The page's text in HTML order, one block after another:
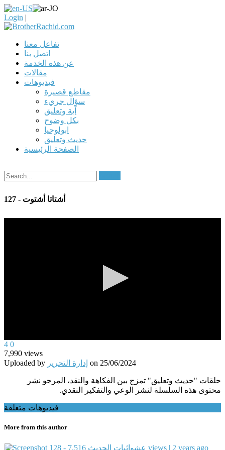
Login |
تفاعل معنا
اتصل بنا
عن هذه الخدمة
مقالات
فيديوهات
مقاطع قصيرة
سؤال جريء
آية وتعليق
بكل وضوح
ابولوجيا
حديث وتعليق
الصفحة الرئيسية
127 - أشتاتا أشتوت
0
seconds
of
0
4 0
7,990 views
Uploaded by إدارة التحرير on 25/06/2024
حلقات "حديث وتعليق" تمزج بين الفكاهة والنقد، المرجو نشر
محتوى هذه السلسلة لنشر الوعي والتفكير النقدي.
فيديوهات متعلقة
More from this author
128 - عشوائيات الحديث 7,516 views | 2 years ago